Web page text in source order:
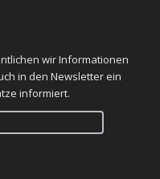
wir Informationen
in den Newsletter ein
informiert.